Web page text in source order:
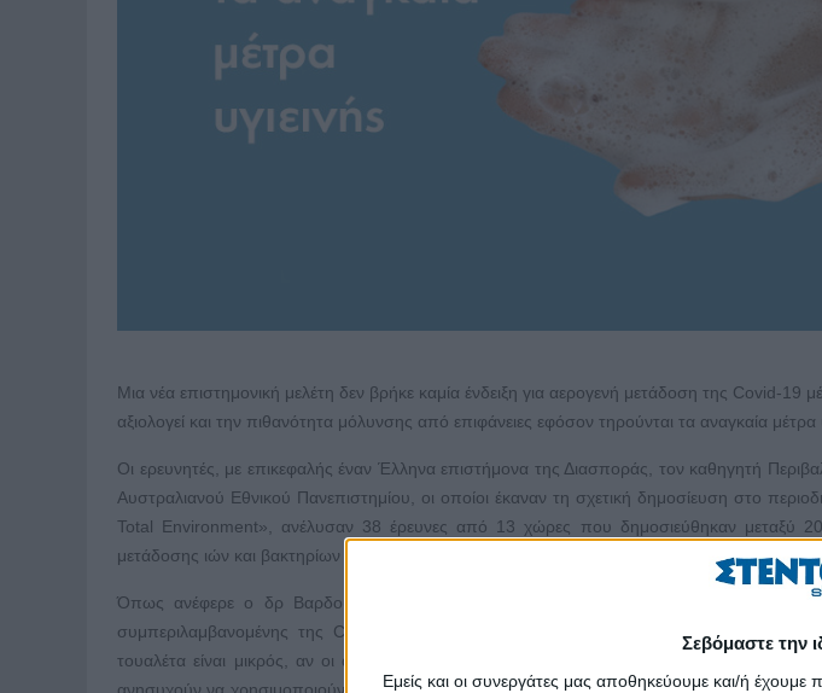
Σεβόμαστε την
Εμείς και οι συνεργάτες μας αποθηκεύουμε και/ή
Μια νέα επιστημονική μελέτη δεν βρήκε καμία ένδειξη για αερογενή μετάδοση της Covid-19
αξιολογεί και την πιθανότητα μόλυνσης από επιφάνειες εφόσον τηρούνται τα αναγκαία μέτρα
Οι ερευνητές, με επικεφαλής έναν Έλληνα επιστήμονα της Διασποράς, τον καθηγητή
Αυστραλιανού Εθνικού Πανεπιστημίου, οι οποίοι έκαναν τη σχετική δημοσίευση στο
Total Environment», ανέλυσαν 38 έρευνες από 13 χώρες που δημοσιεύθηκαν μεταξύ
μετάδοσης ιών και βακτηρίων σε δημόσιες τουαλέτες μέσω διαφόρων οδών (εισπνοή αέρα,
Όπως ανέφερε ο δρ Βαρδουλάκης: «Δεν βρήκαμε κανένα στοιχείο για αερογενή
συμπεριλαμβανομένης της Covid-19, μέσα στις δημόσιες τουαλέτες. Ο κίνδυνος να
τουαλέτα είναι μικρός, αν οι άνθρωποι τηρούν καλή υγιεινή των χεριών τους και η ίδια